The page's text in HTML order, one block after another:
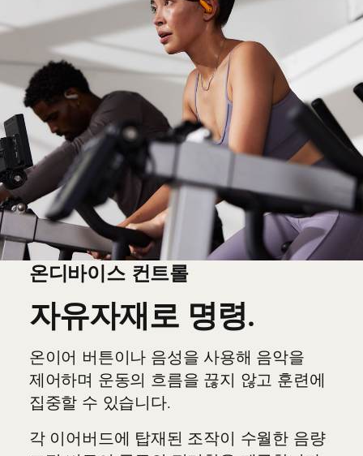
온디바이스 컨트롤
자유자재로 명령.
온이어 버튼이나 음성을 사용해 음악을
제어하며 운동의 흐름을 끊지 않고 훈련에
집중할 수 있습니다.
각 이어버드에 탑재된 조작이 수월한 음량